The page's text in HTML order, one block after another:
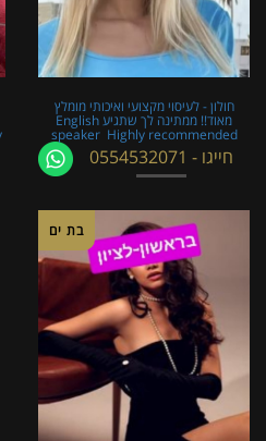
חולון - לעיסוי מקצועי ואיכותי מומלץ
מאוד!! ממתינה לך שתגיע English
speaker ​​​​​​ Highly recommended
חייגו - 0554532071
בת ים